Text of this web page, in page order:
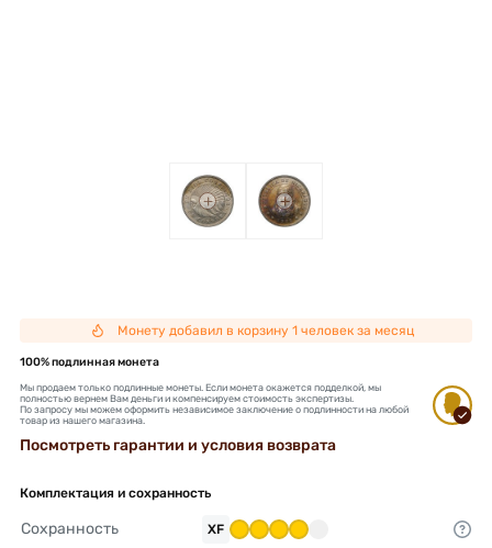
+ +
Монету добавил в корзину 1 человек за месяц
100% подлинная монета
Мы продаем только подлинные монеты. Если монета окажется подделкой, мы
полностью вернем Вам деньги и компенсируем стоимость экспертизы.
По запросу мы можем оформить независимое заключение о подлинности на любой
товар из нашего магазина.
Посмотреть гарантии и условия возврата
Комплектация и сохранность
Сохранность XF